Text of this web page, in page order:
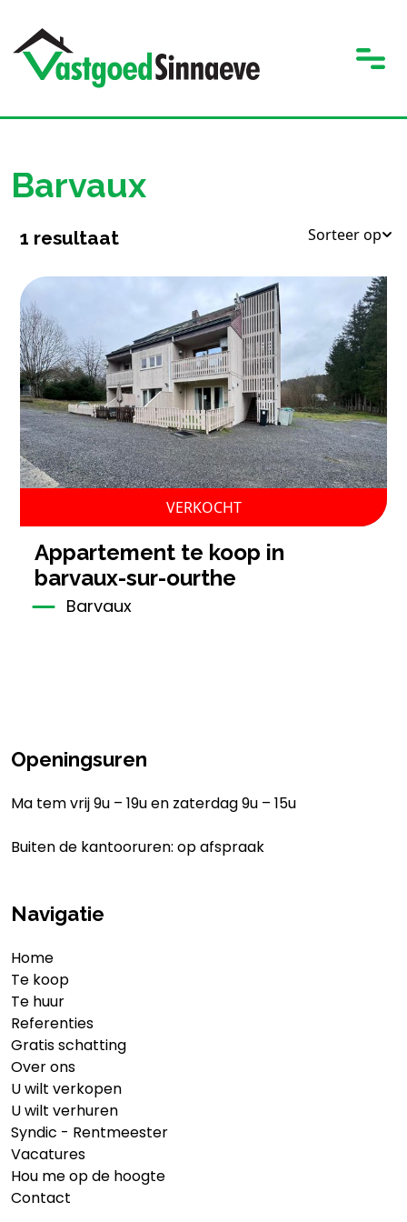
Barvaux
1 resultaat Sorteer op
VERKOCHT
appartement te koop in
barvaux-sur-ourthe
Barvaux
Openingsuren
Ma tem vrij 9u – 19u en zaterdag 9u – 15u
Buiten de kantooruren: op afspraak
Navigatie
Home
Te koop
Te huur
Referenties
Gratis schatting
Over ons
U wilt verkopen
U wilt verhuren
Syndic - Rentmeester
Vacatures
Hou me op de hoogte
Contact